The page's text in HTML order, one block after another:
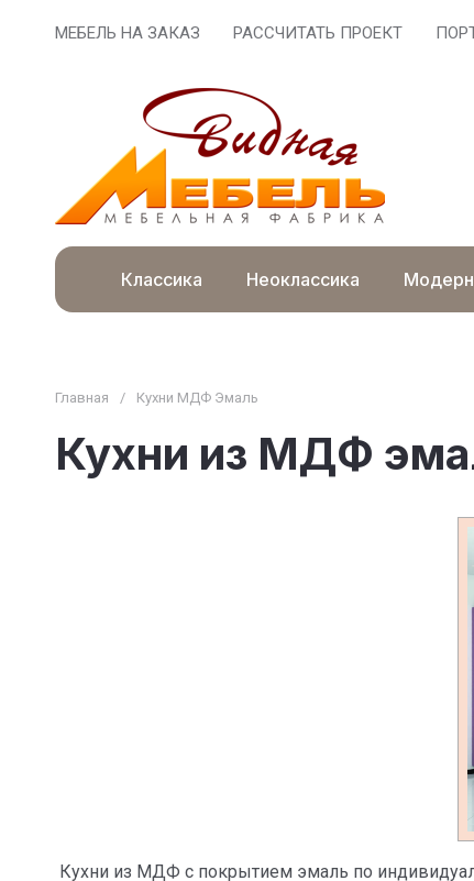
МЕБЕЛЬ НА ЗАКАЗ РАССЧИТАТЬ ПРОЕКТ
Классика Неоклассика Модерн
Главная / Кухни МДФ Эмаль
Кухни из МДФ
Кухни из МДФ с покрытием эмаль по